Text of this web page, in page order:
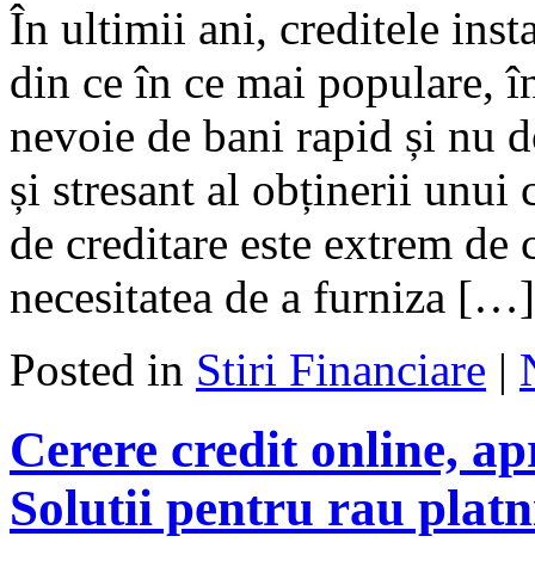
În ultimii ani, creditele
din ce în ce mai populare,
nevoie de bani rapid și nu
și stresant al obținerii unui
de creditare este extrem
necesitatea de a furniza […]
Posted in Stiri Financiare |
Cerere credit online,
Solutii pentru rau